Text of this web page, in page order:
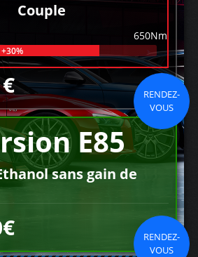
Couple
650Nm
+30%
RENDEZ-
VOUS
E85
sans gain de
RENDEZ-
VOUS